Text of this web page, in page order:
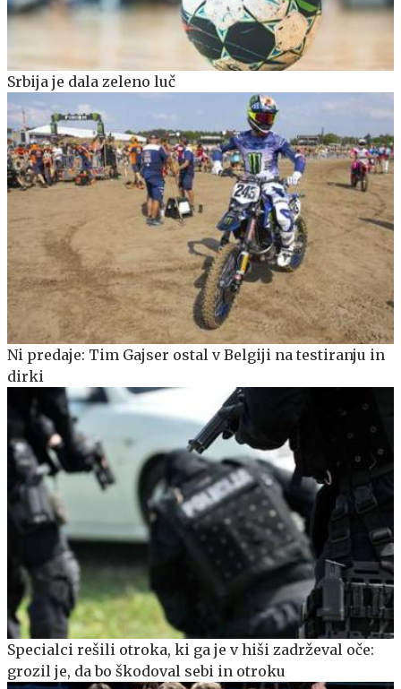
Srbija je dala zeleno luč
Ni predaje: Tim Gajser ostal v Belgiji na testiranju in
dirki
Specialci rešili otroka, ki ga je v hiši zadrževal oče:
grozil je, da bo škodoval sebi in otroku